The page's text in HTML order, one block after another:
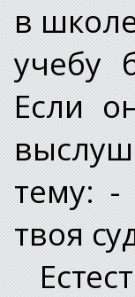
в
учебу
Если
тему: -
твоя